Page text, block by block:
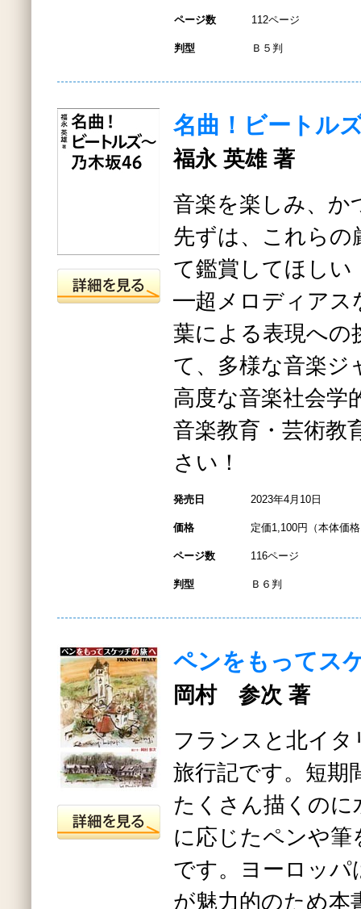
ページ数 112ページ
判型 Ｂ５判
名曲！ビートル
福永 英雄 著
音楽を楽しみ、か
先ずは、これらの
て鑑賞してほしい
━超メロディアス
葉による表現への
て、多様な音楽ジ
高度な音楽社会
音楽教育・芸術教
さい！
発売日 2023年4月10日
価格 定価1,100円（本体価
ページ数 116ページ
判型 Ｂ６判
ペンをもってス
岡村 参次 著
フランスと北イ
旅行記です。短期
たくさん描くのに
に応じたペンや
です。ヨーロッパ
が魅力的のため本